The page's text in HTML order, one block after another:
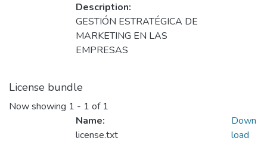
Description:
GESTIÓN ESTRATÉGICA DE
MARKETING EN LAS
EMPRESAS
License bundle
Now showing 1 - 1 of 1
Name:
license.txt
Down
load